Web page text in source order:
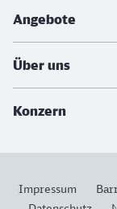
Angebote
Über uns
Konzern
Impressum